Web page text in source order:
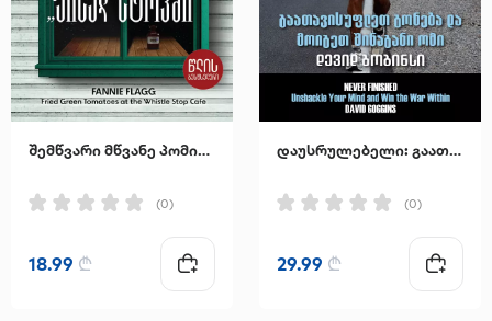
შემწვარი მწვანე პომიდვრები კაფე "უისელ სტოპში"
(0)
18.99 ₾
დაუსრულებელი: გაათავისუფლეთ გონება და მოიგეთ შინაგანი ომი
(0)
29.99 ₾